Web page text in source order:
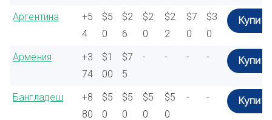
Аргентина
+5
4
$5
0
$2
6
$2
0
$2
2
$7
0
$3
0
Купить
Армения
+3
74
$1
00
$7
5
- - - - Купить
Бангладеш
+8
80
$5
0
$5
0
$5
0
$5
0
- - Купить